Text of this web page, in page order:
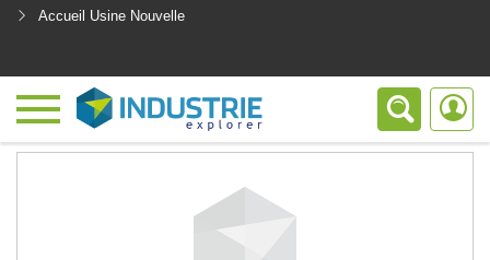
Accueil Usine Nouvelle